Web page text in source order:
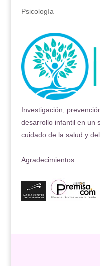
Psicología
Investigación,
desarrollo infantil en un
cuidado de la salud y
Agradecimientos: